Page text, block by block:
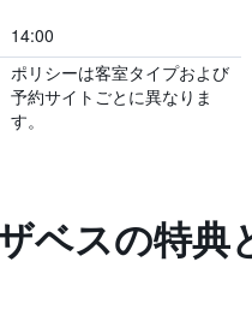
14:00
ポリシーは客室タイプおよび
予約サイトごとに異なりま
す。
ベスの特典